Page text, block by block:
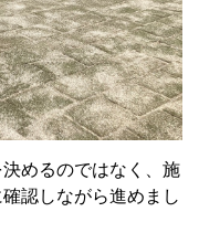
めるのではなく、施
認しながら進めまし